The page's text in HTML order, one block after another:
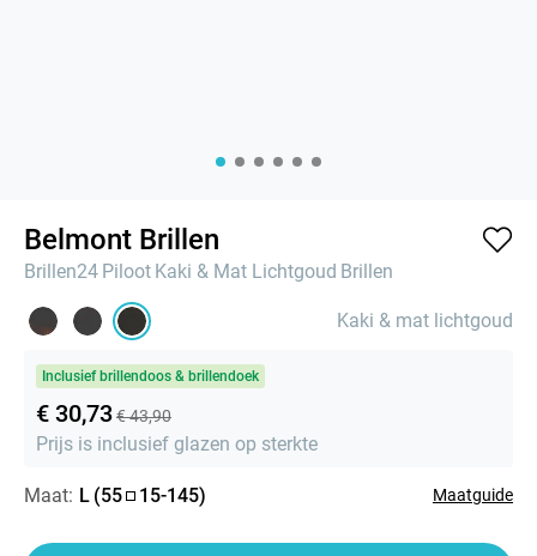
Belmont Brillen
Brillen24 Piloot Kaki & Mat Lichtgoud Brillen
Kaki & mat lichtgoud
Inclusief brillendoos & brillendoek
€ 30,73€ 43,90
Prijs is inclusief glazen op sterkte
Maat: L (55 15-145) Maatguide